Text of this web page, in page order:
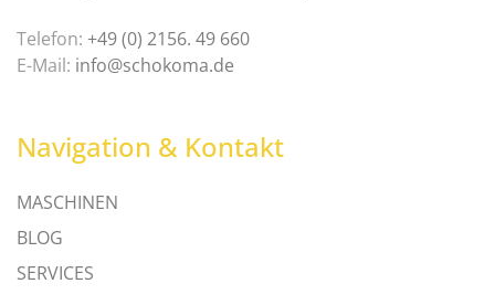
Telefon: +49 (0) 2156. 49 660
E-Mail: info@schokoma.de
Navigation & Kontakt
MASCHINEN
BLOG
SERVICES